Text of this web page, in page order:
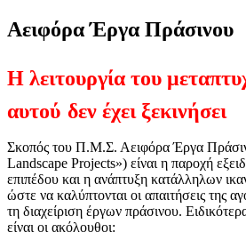
Αειφόρα Έργα Πράσινου
Η λειτουργία του
αυτού δεν έχει ξεκινήσει
Σκοπός του Π.Μ.Σ. Αειφόρα Έργα
Landscape Projects») είναι η παροχή
επιπέδου και η ανάπτυξη κατάλληλων
ώστε να καλύπτονται οι απαιτήσεις της
τη διαχείριση έργων πράσινου.
είναι οι ακόλουθοι: